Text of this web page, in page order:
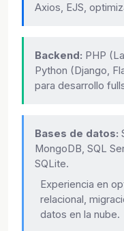
Axios, EJS,
Backend: PHP
Python (Django,
para desarrollo
Bases de datos:
MongoDB, SQL
SQLite.
Experiencia en
relacional,
datos en la nube.